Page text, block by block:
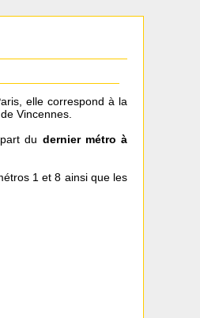
elle correspond à la
Vincennes.
du dernier métro à
1 et 8 ainsi que les